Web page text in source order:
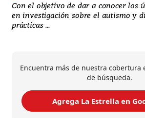
Con el objetivo de dar a conocer los
en investigación sobre el autismo y
prácticas ...
Encuentra más de nuestra cobertura
de búsqueda.
Agrega La Estrella en